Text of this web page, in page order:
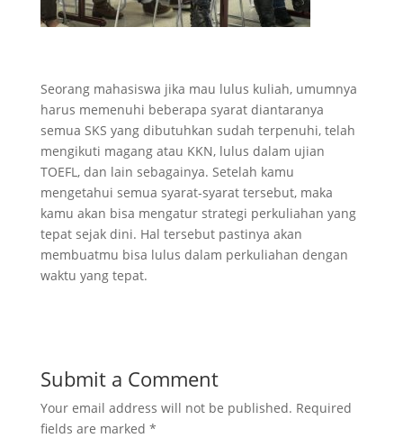
Seorang mahasiswa jika mau lulus kuliah, umumnya
harus memenuhi beberapa syarat diantaranya
semua SKS yang dibutuhkan sudah terpenuhi, telah
mengikuti magang atau KKN, lulus dalam ujian
TOEFL, dan lain sebagainya. Setelah kamu
mengetahui semua syarat-syarat tersebut, maka
kamu akan bisa mengatur strategi perkuliahan yang
tepat sejak dini. Hal tersebut pastinya akan
membuatmu bisa lulus dalam perkuliahan dengan
waktu yang tepat.
Submit a Comment
Your email address will not be published. Required
fields are marked *